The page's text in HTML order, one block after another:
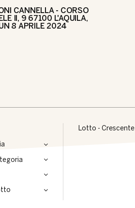
CANNELLA - CORSO
II, 9 67100 L'AQUILA,
8 APRILE 2024
Lotto - Crescente